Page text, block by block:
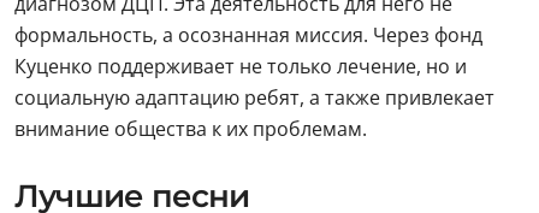
формальность, а осознанная миссия. Через фонд
Куценко поддерживает не только лечение, но и
социальную адаптацию ребят, а также привлекает
внимание общества к их проблемам.
Лучшие песни